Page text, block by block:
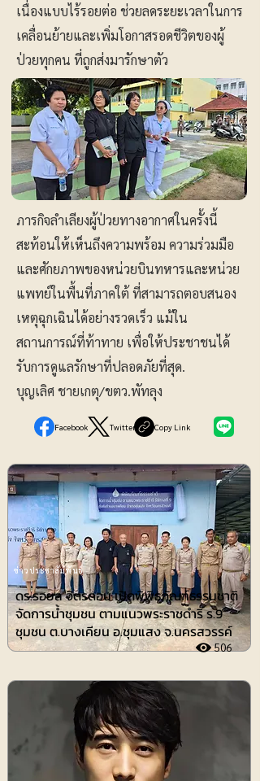
เนื่องแบบไร้รอยต่อ ช่วยลดระยะเวลาในการ
เคลื่อนย้ายและเพิ่มโอกาสรอดชีวิตของผู้
ป่วยทุกคน ที่ถูกส่งมารักษาตัว
ภารกิจลำเลียงผู้ป่วยทางอากาศในครั้งนี้
สะท้อนให้เห็นถึงความพร้อม ความร่วมมือ
และศักยภาพของหน่วยบินทหารและหน่วย
แพทย์ในพื้นที่ภาคใต้ ที่สามารถตอบสนอง
เหตุฉุกเฉินได้อย่างรวดเร็ว แม้ใน
สถานการณ์ที่ท้าทาย เพื่อให้ประชาชนได้
รับการดูแลรักษาที่ปลอดภัยที่สุด.
บุญเลิศ ชายเกตุ/ขตว.พัทลุง
Facebook Twitter Copy Link
ดร.รอยล จิตรดอน เปิดพิพิธภัณฑ์ธรรมชาติ
จัดการน้ำชุมชน ตามแนวพระราชดำริ ร.9
ชุมชน ต.บางเคียน อ.ชุมแสง จ.นครสวรรค์
506
ข่าวประชาสัมพันธ์